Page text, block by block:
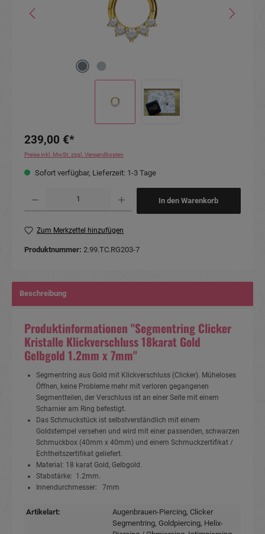
239,00 €*
Preise inkl. MwSt. zzgl. Versandkosten
Sofort verfügbar, Lieferzeit: 1-3 Tage
In den Warenkorb
Zum Merkzettel hinzufügen
Produktnummer: 2.99.TC.RG203-7
Beschreibung
Produktinformationen "Segmentring Clicker
Kristalle Klickverschluss 18karat Gold
Gelbgold 1.2mm x 7mm"
Segmentring aus Gold mit Klickverschluss (Clicker). Müheloses
Öffnen, keine Probleme mehr mit verloren gegangenen
Segmentteilen, der Verschluss ist an einer Seite mit einem
Scharnier am Ring befestigt.
Das Schmuckstück ist selbstverständlich mit einem
Goldstempel versehen und wird mit einer passenden, schwarzen
Schmuckbox (40mm x 40mm) und einem Schmuckzertifikat /
Echtheitszertifikat geliefert.
Material: 18 karat Gold, Gelbgold.
Stabstärke: 1.2mm.
Innendurchmesser: 7mm
Artikelart: Augenbrauen-Piercing, Clicker
Segmentring, Goldpiercing, Helix-